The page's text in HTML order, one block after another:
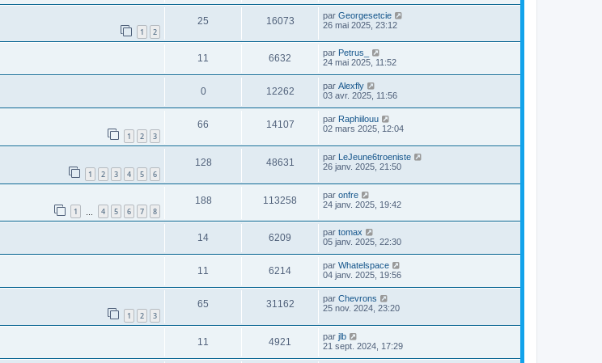
1 2
25 16073 par Georgesetcie
26 mai 2025, 23:12
11 6632 par Petrus_
24 mai 2025, 11:52
0 12262 par Alexfly
03 avr. 2025, 11:56
1 2 3
66 14107 par Raphiilouu
02 mars 2025, 12:04
1 2 3 4 5 6
128 48631 par LeJeune6troeniste
26 janv. 2025, 21:50
1 4 5 6 7 8
188 113258 par onfre
24 janv. 2025, 19:42
14 6209 par tomax
05 janv. 2025, 22:30
11 6214 par Whatelspace
04 janv. 2025, 19:56
1 2 3
65 31162 par Chevrons
25 nov. 2024, 23:20
11 4921 par jlb
21 sept. 2024, 17:29